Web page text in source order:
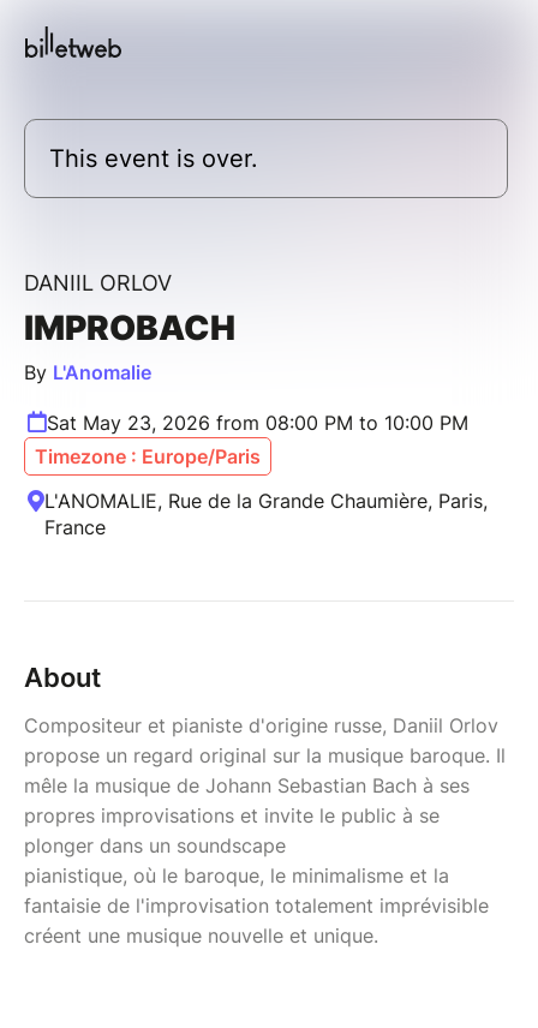
This event is over.
DANIIL ORLOV
IMPROBACH
By L'Anomalie
Sat May 23, 2026 from 08:00 PM to 10:00 PM
Timezone : Europe/Paris
L'ANOMALIE, Rue de la Grande Chaumière, Paris,
France
About
Compositeur et pianiste d'origine russe, Daniil Orlov
propose un regard original sur la musique baroque. Il
mêle la musique de Johann Sebastian Bach à ses
propres improvisations et invite le public à se
plonger dans un soundscape
pianistique, où le baroque, le minimalisme et la
fantaisie de l'improvisation totalement imprévisible
créent une musique nouvelle et unique.